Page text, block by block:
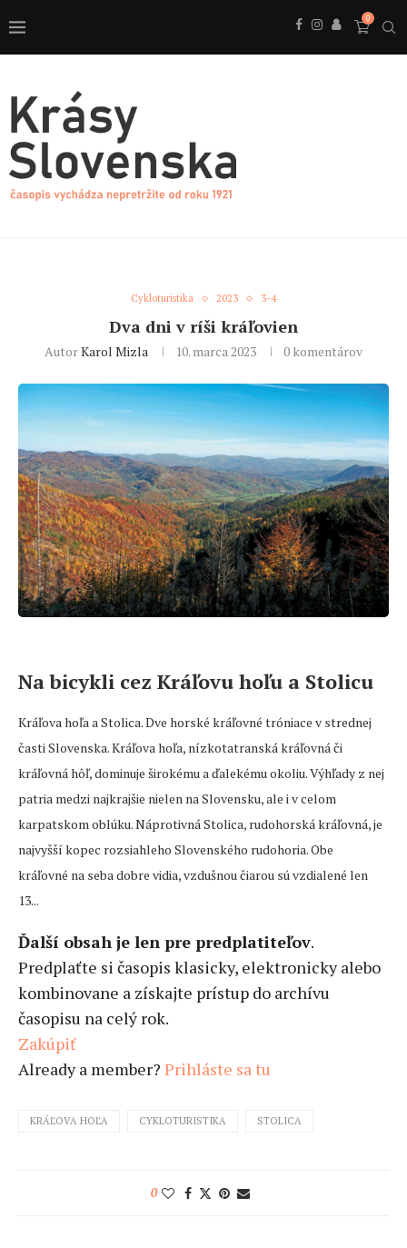
0
Cykloturistika 2023 3-4
Dva dni v ríši kráľovien
AutorKarol Mizla 10. marca 2023 0 komentárov
Na bicykli cez Kráľovu hoľu a Stolicu
Kráľova hoľa a Stolica. Dve horské kráľovné tróniace v strednej
časti Slovenska. Kráľova hoľa, nízkotatranská kráľovná či
kráľovná hôľ, dominuje širokému a ďalekému okoliu. Výhľady z nej
patria medzi najkrajšie nielen na Slovensku, ale i v celom
karpatskom oblúku. Náprotivná Stolica, rudohorská kráľovná, je
najvyšší kopec rozsiahleho Slovenského rudohoria. Obe
kráľovné na seba dobre vidia, vzdušnou čiarou sú vzdialené len
13...
Ďalší obsah je len pre predplatiteľov.
Predplaťte si časopis klasicky, elektronicky alebo
kombinovane a získajte prístup do archívu
časopisu na celý rok.
Zakúpiť
Already a member? Prihláste sa tu
KRÁĽOVA HOĽA CYKLOTURISTIKA STOLICA
0